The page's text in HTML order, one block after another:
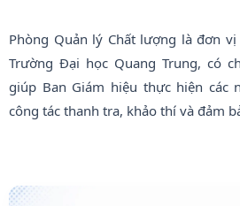
Phòng Quản lý Chất lượng là đơn
Trường Đại học Quang Trung, có
giúp Ban Giám hiệu thực hiện các
công tác thanh tra, khảo thí và đảm